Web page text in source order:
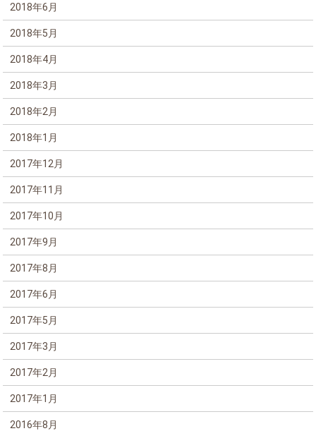
2018年6月
2018年5月
2018年4月
2018年3月
2018年2月
2018年1月
2017年12月
2017年11月
2017年10月
2017年9月
2017年8月
2017年6月
2017年5月
2017年3月
2017年2月
2017年1月
2016年8月